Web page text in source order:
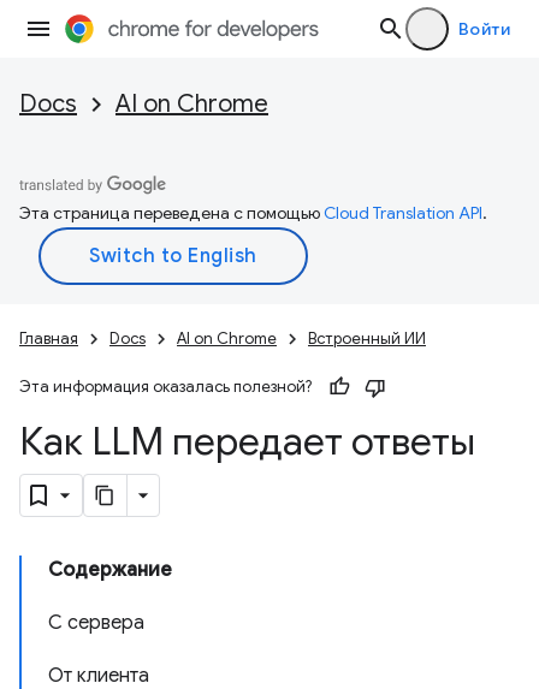
Войти
Docs AI on Chrome
Эта страница переведена с помощьюCloud Translation API.
Главная Docs AI on Chrome Встроенный ИИ
Эта информация оказалась полезной?
Как LLM передает ответы
Содержание
С сервера
От клиента